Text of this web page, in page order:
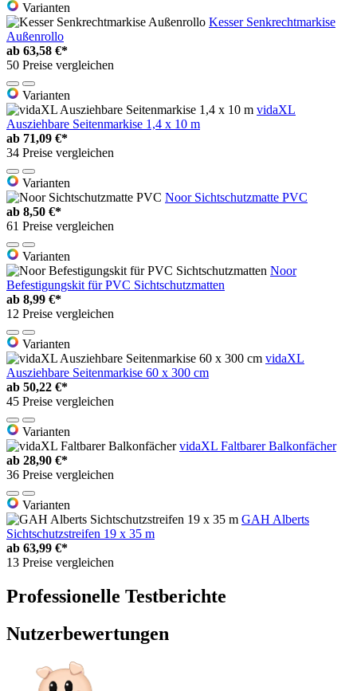
Varianten
Kesser Senkrechtmarkise
Außenrollo
ab 63,58 €*
50 Preise vergleichen
Varianten
vidaXL
Ausziehbare Seitenmarkise 1,4 x 10 m
ab 71,09 €*
34 Preise vergleichen
Varianten
Noor Sichtschutzmatte PVC
ab 8,50 €*
61 Preise vergleichen
Varianten
Noor
Befestigungskit für PVC Sichtschutzmatten
ab 8,99 €*
12 Preise vergleichen
Varianten
vidaXL
Ausziehbare Seitenmarkise 60 x 300 cm
ab 50,22 €*
45 Preise vergleichen
Varianten
vidaXL Faltbarer Balkonfächer
ab 28,90 €*
36 Preise vergleichen
Varianten
GAH Alberts
Sichtschutzstreifen 19 x 35 m
ab 63,99 €*
13 Preise vergleichen
Professionelle Testberichte
Nutzerbewertungen